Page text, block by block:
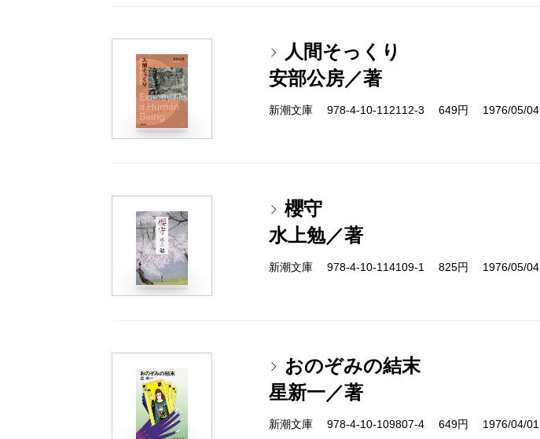
人間そっくり
安部公房／著
新潮文庫 978-4-10-112112-3 649円 1976/05/04
櫻守
水上勉／著
新潮文庫 978-4-10-114109-1 825円 1976/05/04
おのぞみの結末
星新一／著
新潮文庫 978-4-10-109807-4 649円 1976/04/01